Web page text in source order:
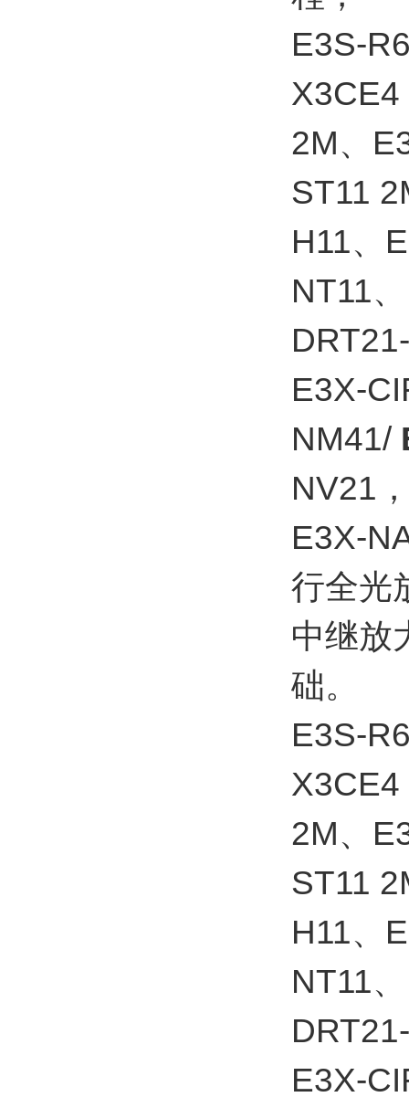
E3S-
X3CE4
2M、
ST11
H11、
NT11
E3X-
NM41/
NV21
E3X-
行全光
中继放
础。
E3S-
X3CE4
2M、
ST11
H11、
NT11
E3X-